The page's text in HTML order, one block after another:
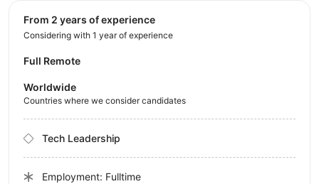
from 2 years of experience
Considering with 1 year of experience
Full Remote
Worldwide
Countries where we consider candidates
Tech Leadership
Employment: Fulltime